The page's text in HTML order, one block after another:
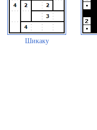
Шикаку